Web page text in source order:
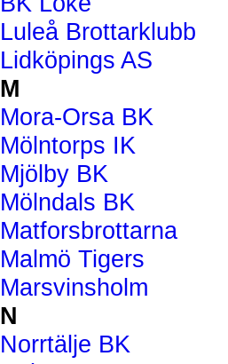
Luleå Brottarklubb
Lidköpings AS
M
Mora-Orsa BK
Mölntorps IK
Mjölby BK
Mölndals BK
Matforsbrottarna
Malmö Tigers
Marsvinsholm
N
Norrtälje BK